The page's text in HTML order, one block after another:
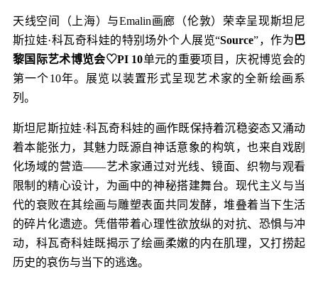
天线空间（上海）与Emalin画廊（伦敦）荣幸呈现斯坦尼
斯拉娃·科瓦奇科娃的特别场外个人展览“Source”，作为巴
黎国际艺术博览会♡PI 10单元的重要项目，庆祝博览会的
第一个10年。展览以装置形式呈现艺术家的全新绘画系
列。
斯坦尼斯拉娃·科瓦奇科娃的画作既保持着沉稳姿态又涌动
着本能张力，其魅力既源自神话意象的构筑，也来自戏剧
化场域的营造——艺术家通过对光线、镜面、织物与观看
限制的精心设计，为画中的神秘搭建舞台。现代主义与当
代的衰败在其绘画与雕塑表面共同发酵，堆叠着当下生活
的碎片化遗迹。凭借带着心理性欲放纵的对抗、恐惧与冲
动，科瓦奇科娃既揭示了绘画柔嫩的内在肌理，又打捞起
历史的哀伤与当下的逃逸。